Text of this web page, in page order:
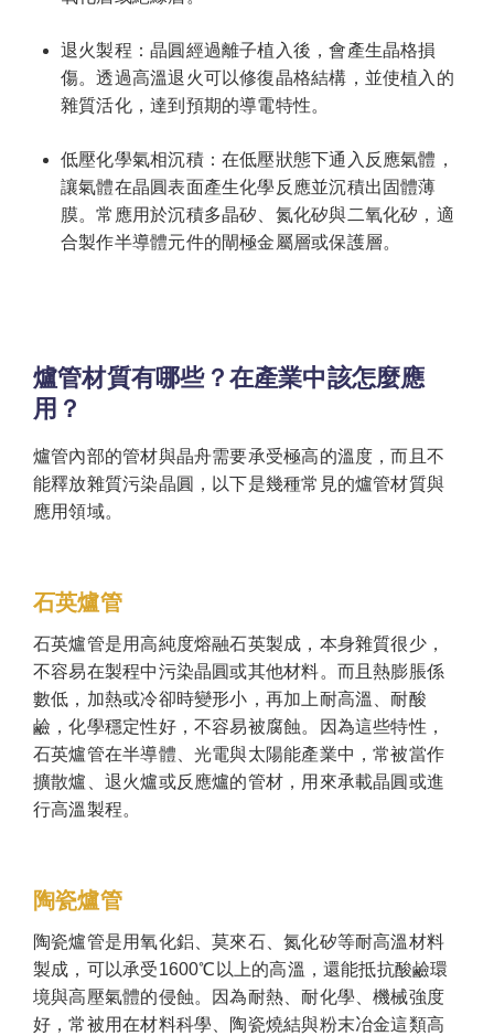
退火製程：晶圓經過離子植入後，會產生晶格損
傷。透過高溫退火可以修復晶格結構，並使植入的
雜質活化，達到預期的導電特性。
低壓化學氣相沉積：在低壓狀態下通入反應氣體，
讓氣體在晶圓表面產生化學反應並沉積出固體薄
膜。常應用於沉積多晶矽、氮化矽與二氧化矽，適
合製作半導體元件的閘極金屬層或保護層。
爐管材質有哪些？在產業中該怎麼應
用？
爐管內部的管材與晶舟需要承受極高的溫度，而且不
能釋放雜質污染晶圓，以下是幾種常見的爐管材質與
應用領域。
石英爐管
石英爐管是用高純度熔融石英製成，本身雜質很少，
不容易在製程中污染晶圓或其他材料。而且熱膨脹係
數低，加熱或冷卻時變形小，再加上耐高溫、耐酸
鹼，化學穩定性好，不容易被腐蝕。因為這些特性，
石英爐管在半導體、光電與太陽能產業中，常被當作
擴散爐、退火爐或反應爐的管材，用來承載晶圓或進
行高溫製程。
陶瓷爐管
陶瓷爐管是用氧化鋁、莫來石、氮化矽等耐高溫材料
製成，可以承受1600℃以上的高溫，還能抵抗酸鹼環
境與高壓氣體的侵蝕。因為耐熱、耐化學、機械強度
好，常被用在材料科學、陶瓷燒結與粉末冶金這類高